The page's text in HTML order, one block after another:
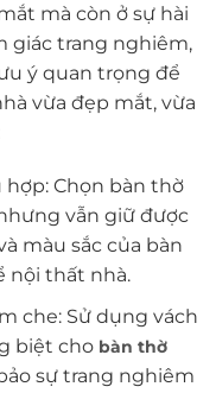
mà còn ở sự hài
giác trang nghiêm,
ý quan trọng để
vừa đẹp mắt, vừa
Chọn bàn thờ
vẫn giữ được
màu sắc của bàn
nội thất nhà.
che: Sử dụng vách
biệt cho bàn thờ
sự trang nghiêm